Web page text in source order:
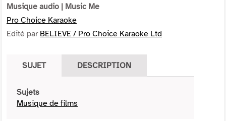
Musique audio | Music Me
Pro Choice Karaoke
Edité par BELIEVE / Pro Choice Karaoke Ltd
SUJET DESCRIPTION
Sujets
Musique de films